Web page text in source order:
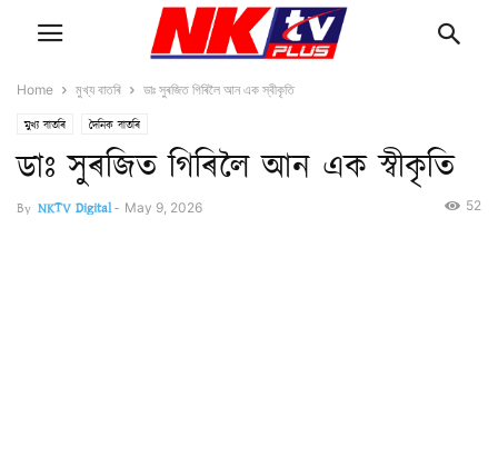
Home মুখ্য বাতৰি ডাঃ সুৰজিত গিৰিলৈ আন এক স্বীকৃতি
মুখ্য বাতৰি দৈনিক বাতৰি
ডাঃ সুৰজিত গিৰিলৈ আন এক স্বীকৃতি
By NKTV Digital- May 9, 2026 52